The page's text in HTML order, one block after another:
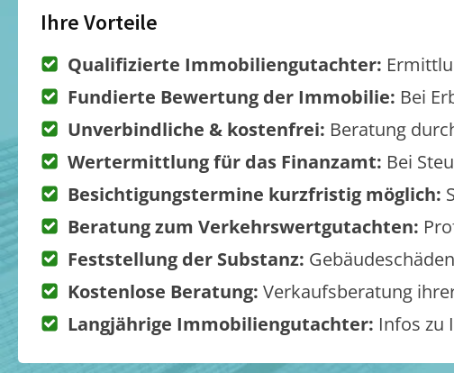
Ihre Vorteile
Qualifizierte Immobiliengutachter:
Fundierte Bewertung der Immobilie: Bei
Unverbindliche & kostenfrei: Beratung
Wertermittlung für das Finanzamt: Bei
Besichtigungstermine kurzfristig möglich:
Beratung zum Verkehrswertgutachten:
Feststellung der Substanz:
Kostenlose Beratung: Verkaufsberatung
Langjährige Immobiliengutachter: Infos zu